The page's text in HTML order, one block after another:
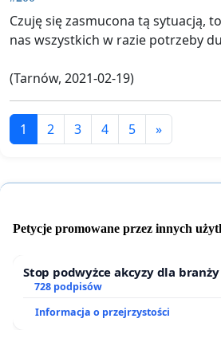
Czuję się zasmucona tą sytuacją,
nas wszystkich w razie potrzeby
(Tarnów, 2021-02-19)
1 2 3 4 5 »
Petycje promowane przez innych
Stop podwyżce akcyzy dla
728 podpisów
Informacja o przejrzystości